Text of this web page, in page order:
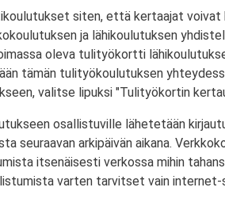
siten, että kertaajat
ja lähikoulutuksen
oleva tulityökortti
tämän tulityökoulutuksen
valitse lipuksi "Tulityökortin
osallistuville lähetetään
seuraavan arkipäivän aikana.
itsenäisesti verkossa mihin
varten tarvitset vain internet-